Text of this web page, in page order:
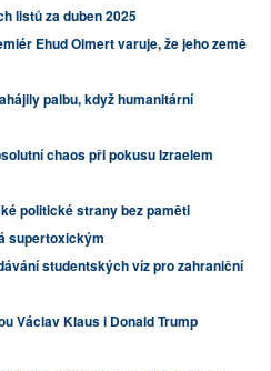
listů za duben 2025
Ehud Olmert varuje, že jeho země
palbu, když humanitární
chaos při pokusu Izraelem
politické strany bez paměti
supertoxickým
studentských víz pro zahraniční
Václav Klaus i Donald Trump